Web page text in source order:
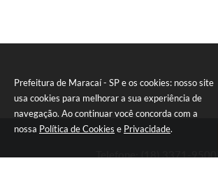
Prefeitura de Maracaí - SP e os cookies: nosso site
usa cookies para melhorar a sua experiência de
navegação. Ao continuar você concorda com a
nossa Política de Cookies e Privacidade.
Telefone: (18) 3371-9500